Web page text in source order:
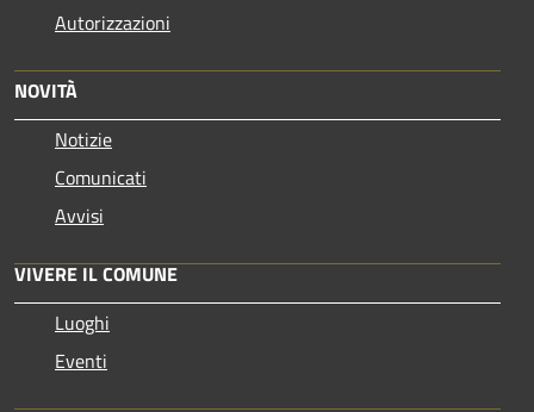
Autorizzazioni
NOVITÀ
Notizie
Comunicati
Avvisi
VIVERE IL COMUNE
Luoghi
Eventi